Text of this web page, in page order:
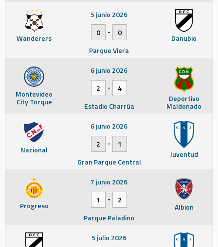
Wanderers Danubio
5 junio 2026
0
-
0
Parque Viera
Montevideo
City Torque Deportivo
Maldonado
6 junio 2026
2
-
4
Estadio Charrúa
Nacional Juventud
6 junio 2026
2
-
1
Gran Parque Central
Progreso Albion
7 junio 2026
1
-
2
Parque Paladino
5 julio 2026